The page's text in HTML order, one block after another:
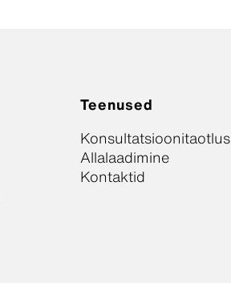
Teenused
Konsultatsioonitaotlus
Allalaadimine
Kontaktid